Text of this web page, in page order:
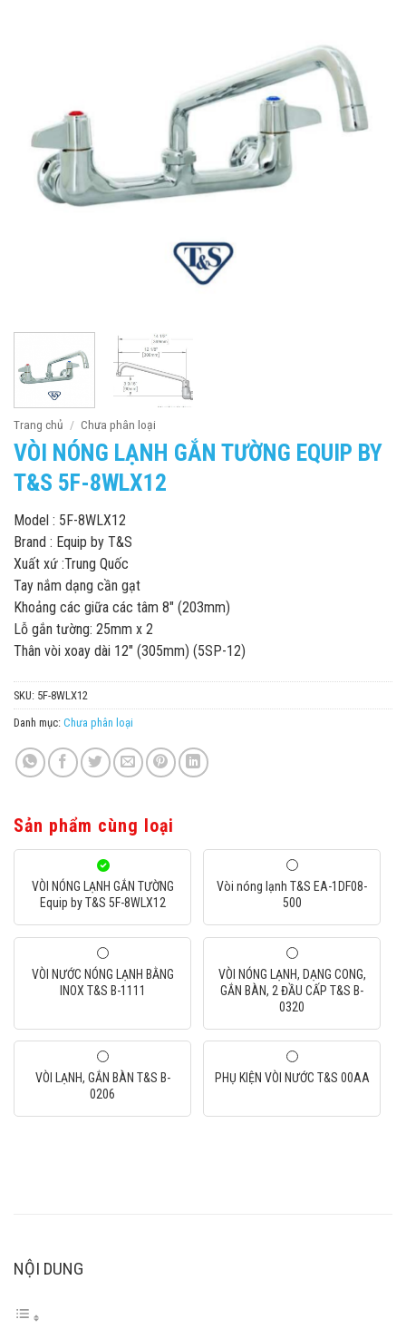
Trang chủ / Chưa phân loại
VÒI NÓNG LẠNH GẮN TƯỜNG EQUIP BY
T&S 5F-8WLX12
Model : 5F-8WLX12
Brand : Equip by T&S
Xuất xứ :Trung Quốc
Tay nắm dạng cần gạt
Khoảng các giữa các tâm 8″ (203mm)
Lỗ gắn tường: 25mm x 2
Thân vòi xoay dài 12″ (305mm) (5SP-12)
SKU: 5F-8WLX12
Danh mục: Chưa phân loại
Sản phẩm cùng loại
VÒI NÓNG LẠNH GẮN TƯỜNG
Equip by T&S 5F-8WLX12
Vòi nóng lạnh T&S EA-1DF08-
500
VÒI NƯỚC NÓNG LẠNH BẰNG
INOX T&S B-1111
VÒI NÓNG LẠNH, DẠNG CONG,
GẮN BÀN, 2 ĐẦU CẤP T&S B-
0320
VÒI LẠNH, GẮN BÀN T&S B-
0206
PHỤ KIỆN VÒI NƯỚC T&S 00AA
NỘI DUNG